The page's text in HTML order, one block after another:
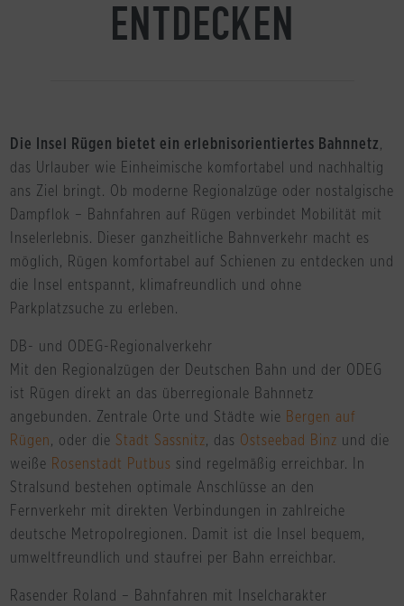
ENTDECKEN
Die Insel Rügen bietet ein erlebnisorientiertes Bahnnetz,
das Urlauber wie Einheimische komfortabel und nachhaltig
ans Ziel bringt. Ob moderne Regionalzüge oder nostalgische
Dampflok – Bahnfahren auf Rügen verbindet Mobilität mit
Inselerlebnis. Dieser ganzheitliche Bahnverkehr macht es
möglich, Rügen komfortabel auf Schienen zu entdecken und
die Insel entspannt, klimafreundlich und ohne
Parkplatzsuche zu erleben.
DB- und ODEG-Regionalverkehr
Mit den Regionalzügen der Deutschen Bahn und der ODEG
ist Rügen direkt an das überregionale Bahnnetz
angebunden. Zentrale Orte und Städte wie Bergen auf
Rügen, oder die Stadt Sassnitz, das Ostseebad Binz und die
weiße Rosenstadt Putbus sind regelmäßig erreichbar. In
Stralsund bestehen optimale Anschlüsse an den
Fernverkehr mit direkten Verbindungen in zahlreiche
deutsche Metropolregionen. Damit ist die Insel bequem,
umweltfreundlich und staufrei per Bahn erreichbar.
Rasender Roland – Bahnfahren mit Inselcharakter